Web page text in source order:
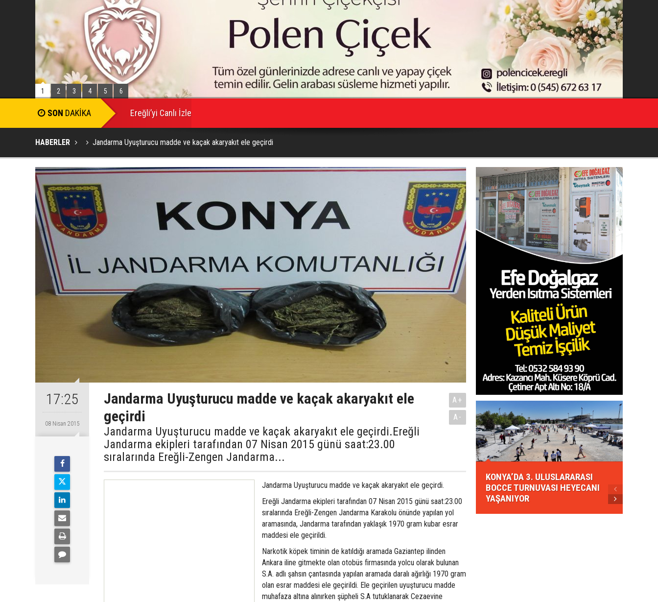
1 2 3 4 5 6
Ereğli’yi Canlı İzle
HABERLER Jandarma Uyuşturucu madde ve kaçak akaryakıt ele geçirdi
17:25
08 Nisan 2015
Jandarma Uyuşturucu madde ve kaçak akaryakıt ele
geçirdi
Jandarma Uyuşturucu madde ve kaçak akaryakıt ele geçirdi.Ereğli
Jandarma ekipleri tarafından 07 Nisan 2015 günü saat:23.00
sıralarında Ereğli-Zengen Jandarma...
A+
A-
Jandarma Uyuşturucu madde ve kaçak akaryakıt ele geçirdi.
Ereğli Jandarma ekipleri tarafından 07 Nisan 2015 günü saat:23.00
sıralarında Ereğli-Zengen Jandarma Karakolu önünde yapılan yol
aramasında, Jandarma tarafından yaklaşık 1970 gram kubar esrar
maddesi ele geçirildi.
Narkotik köpek timinin de katıldığı aramada Gaziantep ilinden
Ankara iline gitmekte olan otobüs firmasında yolcu olarak bulunan
S.A. adlı şahsın çantasında yapılan aramada daralı ağırlığı 1970 gram
olan esrar maddesi ele geçirildi. Ele geçirilen uyuşturucu madde
muhafaza altına alınırken şüpheli S.A tutuklanarak Cezaevine
KONYA’DA 3. ULUSLARARASI
BOCCE TURNUVASI HEYECANI
YAŞANIYOR